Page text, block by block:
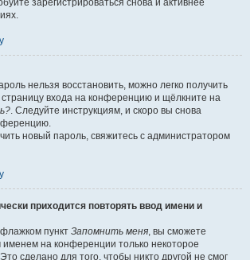
зарегистрироваться снова и активнее
нельзя восстановить, можно легко получить
входа на конференцию и щёлкните на
. Следуйте инструкциям, и скоро вы снова
новый пароль, свяжитесь с администратором
приходится повторять ввод имени и
пункт Запомнить меня, вы сможете
именем на конференции только некоторое
сделано для того, чтобы никто другой не смог